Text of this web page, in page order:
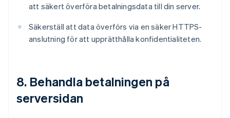
att säkert överföra betalningsdata till din server.
Säkerställ att data överförs via en säker HTTPS-
anslutning för att upprätthålla konfidentialiteten.
8. Behandla betalningen på
serversidan